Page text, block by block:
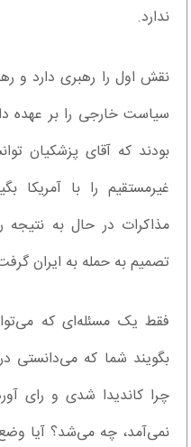
ندارد.
نقش اول را رهبری دارد و
سیاست خارجی را بر عهده
بودند که آقای پزشکیان
غیرمستقیم را با
مذاکرات در حال به
تصمیم به حمله به ایران
فقط یک مسئله‌ای که
بگویند شما که می‌دانستی
چرا کاندیدا شدی و رای
نمی‌آمد، چه می‌شد؟ آیا